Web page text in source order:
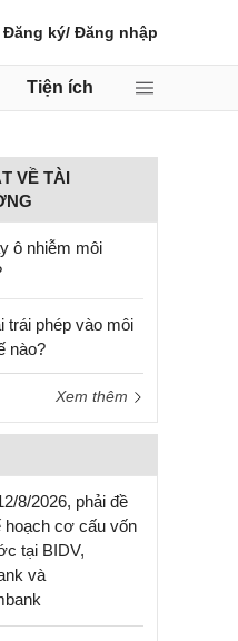
Đăng ký/ Đăng nhập
Tiện ích
VỀ TÀI
ô nhiễm môi
trái phép vào môi
nào?
Xem thêm
8/2026, phải đề
hoạch cơ cấu vốn
tại BIDV,
và